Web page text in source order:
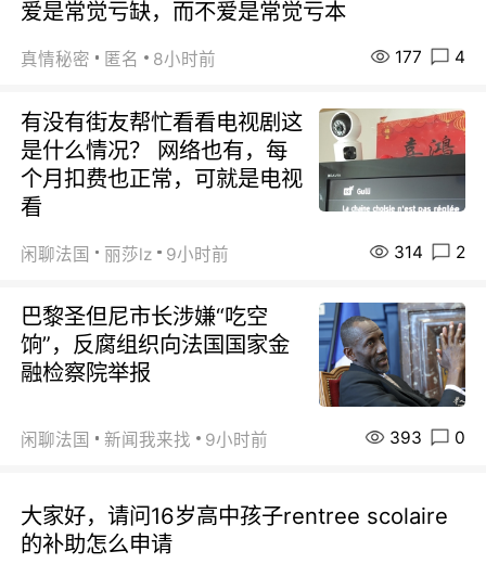
爱是常觉亏缺，而不爱是常觉亏本
真情秘密 匿名 8小时前 177 4
有没有街友帮忙看看电视剧这
是什么情况？ 网络也有，每
个月扣费也正常，可就是电视
看
闲聊法国 丽莎lz 9小时前 314 2
巴黎圣但尼市长涉嫌“吃空
饷”，反腐组织向法国国家金
融检察院举报
闲聊法国 新闻我来找 9小时前 393 0
大家好，请问16岁高中孩子rentree scolaire
的补助怎么申请